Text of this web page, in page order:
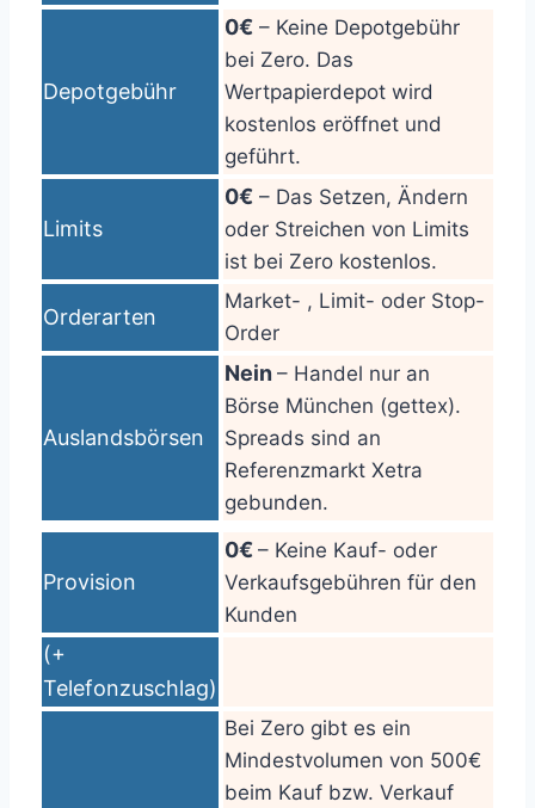
Depotgebühr
0€ – Keine Depotgebühr
bei Zero. Das
Wertpapierdepot wird
kostenlos eröffnet und
geführt.
Limits
0€ – Das Setzen, Ändern
oder Streichen von Limits
ist bei Zero kostenlos.
Orderarten
Market- , Limit- oder Stop-
Order
Auslandsbörsen
Nein – Handel nur an
Börse München (gettex).
Spreads sind an
Referenzmarkt Xetra
gebunden.
Provision
0€ – Keine Kauf- oder
Verkaufsgebühren für den
Kunden
(+
Telefonzuschlag)
Bei Zero gibt es ein
Mindestvolumen von 500€
beim Kauf bzw. Verkauf